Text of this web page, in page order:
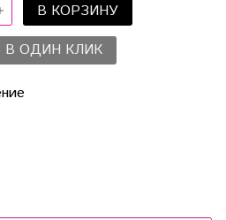
В КОРЗИНУ
В ОДИН КЛИК